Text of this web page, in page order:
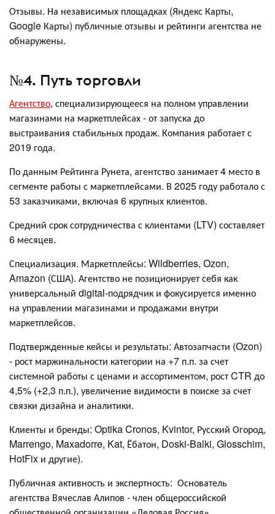
Отзывы. На независимых площадках (Яндекс Карты,
Google Карты) публичные отзывы и рейтинги агентства не
обнаружены.
№4. Путь торговли
Агентство, специализирующееся на полном управлении
магазинами на маркетплейсах - от запуска до
выстраивания стабильных продаж. Компания работает с
2019 года.
По данным Рейтинга Рунета, агентство занимает 4 место в
сегменте работы с маркетплейсами. В 2025 году работало с
53 заказчиками, включая 6 крупных клиентов.
Средний срок сотрудничества с клиентами (LTV) составляет
6 месяцев.
Специализация. Маркетплейсы: Wildberries, Ozon,
Amazon (США). Агентство не позиционирует себя как
универсальный digital-подрядчик и фокусируется именно
на управлении магазинами и продажами внутри
маркетплейсов.
Подтвержденные кейсы и результаты: Автозапчасти (Ozon)
- рост маржинальности категории на +7 п.п. за счет
системной работы с ценами и ассортиментом, рост CTR до
4,5% (+2,3 п.п.), увеличение видимости в поиске за счет
связки дизайна и аналитики.
Клиенты и бренды: Optika Cronos, Kvintor, Русский Огород,
Marrengo, Maxadorre, Kat, Ёбатон, Doski-Balki, Glosschim,
HotFix и другие).
Публичная активность и экспертность: Основатель
агентства Вячеслав Алипов - член общероссийской